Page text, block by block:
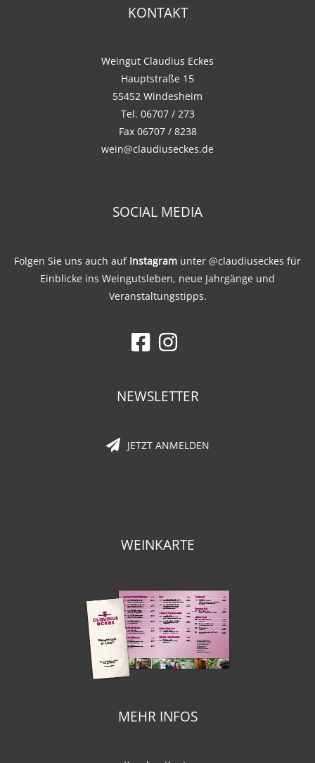
KONTAKT
Weingut Claudius Eckes
Hauptstraße 15
55452 Windesheim
Tel. 06707 / 273
Fax 06707 / 8238
wein@claudiuseckes.de
SOCIAL MEDIA
Folgen Sie uns auch auf Instagram unter @claudiuseckes für
Einblicke ins Weingutsleben, neue Jahrgänge und
Veranstaltungstipps.
NEWSLETTER
JETZT ANMELDEN
WEINKARTE
MEHR INFOS